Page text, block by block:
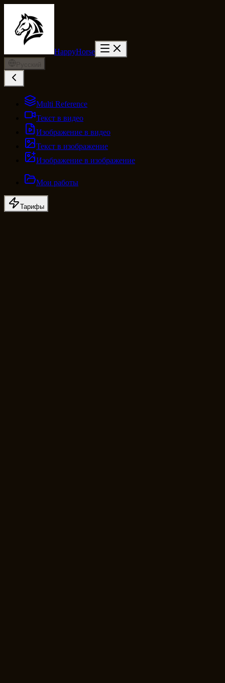
HappyHorse
Multi Reference
Текст в видео
Изображение в видео
Текст в изображение
Изображение в изображение
Мои работы
Тарифы